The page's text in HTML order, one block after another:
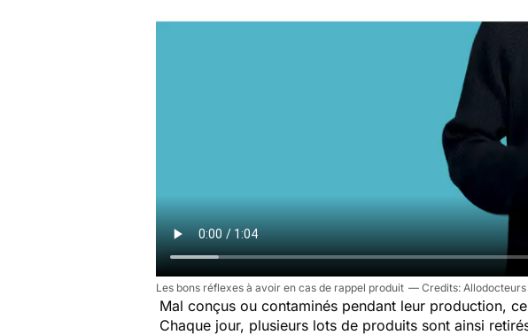
Les bons réflexes à avoir en cas de rappel produit Allodocteurs
Mal conçus ou contaminés pendant leur production,
Chaque jour, plusieurs lots de produits sont ainsi